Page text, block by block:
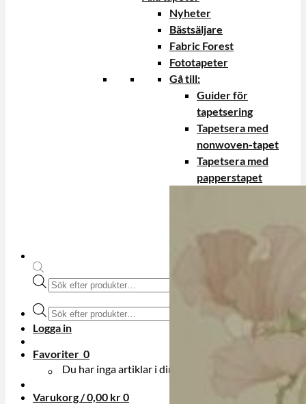
Produktsökning
Produktsökning
Logga in
Favoriter 0
Du har inga artiklar i din onskelista.
Varukorg /0,00 kr0
Nyheter
Bästsäljare
Fabric Forest
Fototapeter
Gå till:
Guider för
tapetsering
Tapetsera med
nonwoven-tapet
Tapetsera med
papperstapet